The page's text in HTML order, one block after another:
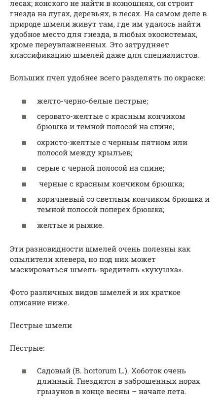
лесах; конского не найти в конюшнях, он строит
гнезда на лугах, деревьях, в лесах. На самом деле в
природе шмели живут там, где им удалось найти
удобное место для гнезда, в любых экосистемах,
кроме переувлажненных. Это затрудняет
классификацию шмелей даже для специалистов.
Больших пчел удобнее всего разделять по окраске:
желто-черно-белые пестрые;
серовато-желтые с красным кончиком
брюшка и темной полосой на спине;
охристо-желтые с черным пятном или
полосой между крыльев;
серые с черной полосой на спине;
черные с красным кончиком брюшка;
коричневый со светлым кончиком брюшка и
темной полосой поперек брюшка;
желтые и рыжие.
Эти разновидности шмелей очень полезны как
опылители клевера, но под них может
маскироваться шмель-вредитель «кукушка».
Фото различных видов шмелей и их краткое
описание ниже.
Пестрые шмели
Пестрые:
Садовый (В. hortorum L.). Хоботок очень
длинный. Гнездится в заброшенных норах
грызунов в конце весны – начале лета.